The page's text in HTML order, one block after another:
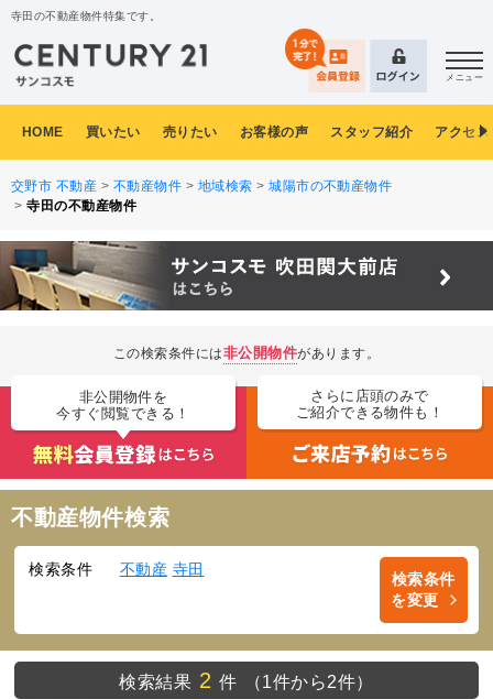
寺田の不動産物件特集です。
メニュー
HOME 買いたい 売りたい お客様の声 スタッフ紹介 アクセ
交野市 不動産 > 不動産物件 > 地域検索 >城陽市の不動産物件
>寺田の不動産物件
この検索条件には非公開物件があります。
非公開物件を
今すぐ閲覧できる！
さらに店頭のみで
ご紹介できる物件も！
不動産物件検索
検索条件 不動産 寺田
検索条件
を変更
検索結果 2 件 （1件から2件）